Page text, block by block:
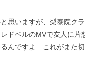
思いますが、梨泰院ク
ドベルのMVで友人に片
んですよ…これがまた